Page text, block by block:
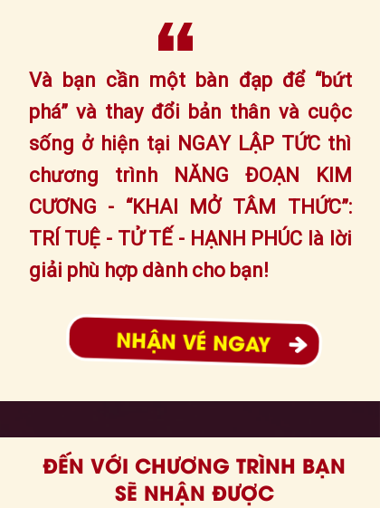
Và bạn cần một bàn đạp để “bứt
phá” và thay đổi bản thân và cuộc
sống ở hiện tại NGAY LẬP TỨC thì
chương trình NĂNG ĐOẠN KIM
CƯƠNG - “KHAI MỞ TÂM THỨC”:
TRÍ TUỆ - TỬ TẾ - HẠNH PHÚC là lời
giải phù hợp dành cho bạn!
NHẬN VÉ NGAY
ĐẾN VỚI CHƯƠNG TRÌNH BẠN
SẼ NHẬN ĐƯỢC